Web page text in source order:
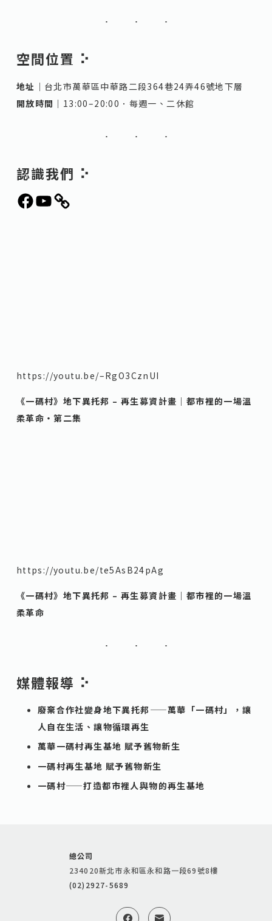
空間位置 ⠕
地址｜ 台北市萬華區中華路二段364巷24弄46號地下層
開放時間｜ 13:00–20:00．每週一、二休館
認識我們 ⠕
https://youtu.be/–RgO3CznUI
《一碼村》地下異托邦 – 再生募資計畫｜都市裡的一場溫
柔革命・第二集
https://youtu.be/te5AsB24pAg
《一碼村》地下異托邦 – 再生募資計畫｜都市裡的一場溫
柔革命
媒體報導 ⠕
廢棄合作社變身地下異托邦——萬華「一碼村」，讓
人自在生活、讓物循環再生
萬華一碼村再生基地 賦予舊物新生
一碼村再生基地 賦予舊物新生
一碼村——打造都市裡人與物的再生基地
總公司
234020新北市永和區永和路一段69號8樓
(02)2927-5689